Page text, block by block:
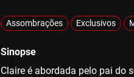
Assombrações Exclusivos
Sinopse
Claire é abordada pelo pai do